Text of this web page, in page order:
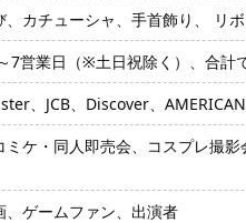
、カチューシャ、手首飾り、 リ
7営業日（※土日祝除く）、合計
、JCB、Discover、
ケ・同人即売会、コスプレ撮
、ゲームファン、出演者